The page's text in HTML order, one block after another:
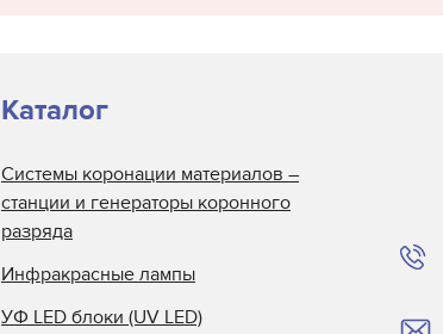
Каталог
Системы коронации материалов –
станции и генераторы коронного
разряда
Инфракрасные лампы
УФ LED блоки (UV LED)